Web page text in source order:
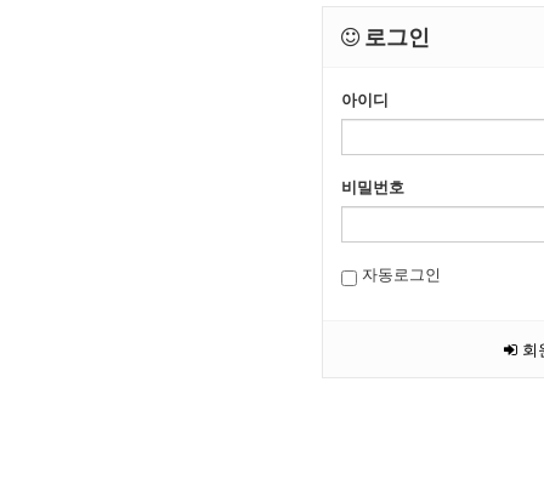
로그인
아이디
비밀번호
자동로그인
회